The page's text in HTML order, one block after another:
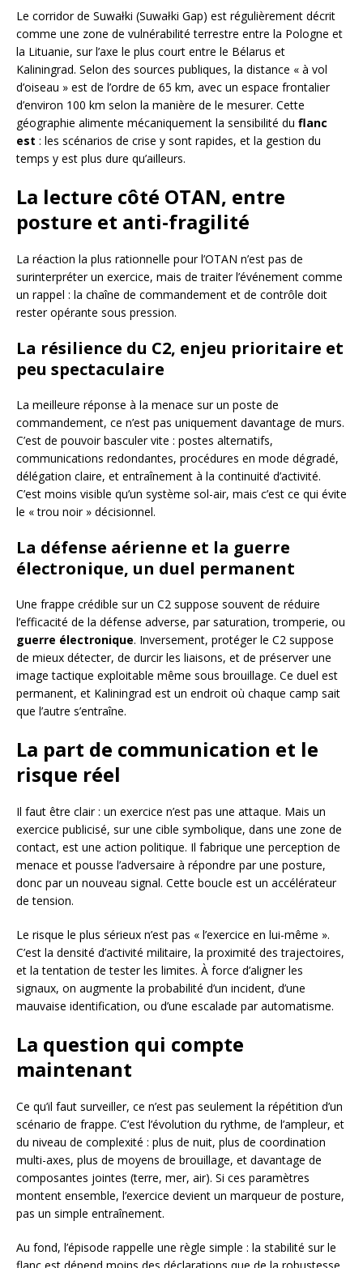
Le corridor de Suwałki (Suwałki Gap) est régulièrement décrit
comme une zone de vulnérabilité terrestre entre la Pologne et
la Lituanie, sur l’axe le plus court entre le Bélarus et
Kaliningrad. Selon des sources publiques, la distance « à vol
d’oiseau » est de l’ordre de 65 km, avec un espace frontalier
d’environ 100 km selon la manière de le mesurer. Cette
géographie alimente mécaniquement la sensibilité du flanc
est : les scénarios de crise y sont rapides, et la gestion du
temps y est plus dure qu’ailleurs.
La lecture côté OTAN, entre
posture et anti-fragilité
La réaction la plus rationnelle pour l’OTAN n’est pas de
surinterpréter un exercice, mais de traiter l’événement comme
un rappel : la chaîne de commandement et de contrôle doit
rester opérante sous pression.
La résilience du C2, enjeu prioritaire et
peu spectaculaire
La meilleure réponse à la menace sur un poste de
commandement, ce n’est pas uniquement davantage de murs.
C’est de pouvoir basculer vite : postes alternatifs,
communications redondantes, procédures en mode dégradé,
délégation claire, et entraînement à la continuité d’activité.
C’est moins visible qu’un système sol-air, mais c’est ce qui évite
le « trou noir » décisionnel.
La défense aérienne et la guerre
électronique, un duel permanent
Une frappe crédible sur un C2 suppose souvent de réduire
l’efficacité de la défense adverse, par saturation, tromperie, ou
guerre électronique. Inversement, protéger le C2 suppose
de mieux détecter, de durcir les liaisons, et de préserver une
image tactique exploitable même sous brouillage. Ce duel est
permanent, et Kaliningrad est un endroit où chaque camp sait
que l’autre s’entraîne.
La part de communication et le
risque réel
Il faut être clair : un exercice n’est pas une attaque. Mais un
exercice publicisé, sur une cible symbolique, dans une zone de
contact, est une action politique. Il fabrique une perception de
menace et pousse l’adversaire à répondre par une posture,
donc par un nouveau signal. Cette boucle est un accélérateur
de tension.
Le risque le plus sérieux n’est pas « l’exercice en lui-même ».
C’est la densité d’activité militaire, la proximité des trajectoires,
et la tentation de tester les limites. À force d’aligner les
signaux, on augmente la probabilité d’un incident, d’une
mauvaise identification, ou d’une escalade par automatisme.
La question qui compte
maintenant
Ce qu’il faut surveiller, ce n’est pas seulement la répétition d’un
scénario de frappe. C’est l’évolution du rythme, de l’ampleur, et
du niveau de complexité : plus de nuit, plus de coordination
multi-axes, plus de moyens de brouillage, et davantage de
composantes jointes (terre, mer, air). Si ces paramètres
montent ensemble, l’exercice devient un marqueur de posture,
pas un simple entraînement.
Au fond, l’épisode rappelle une règle simple : la stabilité sur le